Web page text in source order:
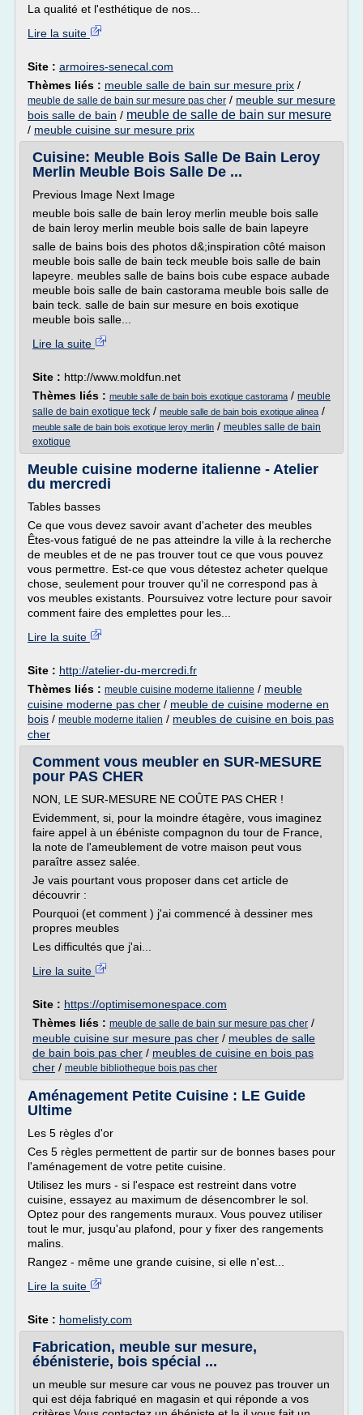
La qualité et l'esthétique de nos...
Lire la suite
Site : armoires-senecal.com
Thèmes liés : meuble salle de bain sur mesure prix /
meuble de salle de bain sur mesure pas cher / meuble sur mesure
bois salle de bain / meuble de salle de bain sur mesure
/ meuble cuisine sur mesure prix
Cuisine: Meuble Bois Salle De Bain Leroy
Merlin Meuble Bois Salle De ...
Previous Image Next Image
meuble bois salle de bain leroy merlin meuble bois salle
de bain leroy merlin meuble bois salle de bain lapeyre
salle de bains bois des photos d&;inspiration côté maison
meuble bois salle de bain teck meuble bois salle de bain
lapeyre. meubles salle de bains bois cube espace aubade
meuble bois salle de bain castorama meuble bois salle de
bain teck. salle de bain sur mesure en bois exotique
meuble bois salle...
Lire la suite
Site : http://www.moldfun.net
Thèmes liés : meuble salle de bain bois exotique castorama / meuble
salle de bain exotique teck / meuble salle de bain bois exotique alinea /
meuble salle de bain bois exotique leroy merlin / meubles salle de bain
exotique
Meuble cuisine moderne italienne - Atelier
du mercredi
Tables basses
Ce que vous devez savoir avant d'acheter des meubles
Êtes-vous fatigué de ne pas atteindre la ville à la recherche
de meubles et de ne pas trouver tout ce que vous pouvez
vous permettre. Est-ce que vous détestez acheter quelque
chose, seulement pour trouver qu'il ne correspond pas à
vos meubles existants. Poursuivez votre lecture pour savoir
comment faire des emplettes pour les...
Lire la suite
Site : http://atelier-du-mercredi.fr
Thèmes liés : meuble cuisine moderne italienne / meuble
cuisine moderne pas cher / meuble de cuisine moderne en
bois / meuble moderne italien / meubles de cuisine en bois pas
cher
Comment vous meubler en SUR-MESURE
pour PAS CHER
NON, LE SUR-MESURE NE COÛTE PAS CHER !
Evidemment, si, pour la moindre étagère, vous imaginez
faire appel à un ébéniste compagnon du tour de France,
la note de l'ameublement de votre maison peut vous
paraître assez salée.
Je vais pourtant vous proposer dans cet article de
découvrir :
Pourquoi (et comment ) j'ai commencé à dessiner mes
propres meubles
Les difficultés que j'ai...
Lire la suite
Site : https://optimisemonespace.com
Thèmes liés : meuble de salle de bain sur mesure pas cher /
meuble cuisine sur mesure pas cher / meubles de salle
de bain bois pas cher / meubles de cuisine en bois pas
cher / meuble bibliotheque bois pas cher
Aménagement Petite Cuisine : LE Guide
Ultime
Les 5 règles d'or
Ces 5 règles permettent de partir sur de bonnes bases pour
l'aménagement de votre petite cuisine.
Utilisez les murs - si l'espace est restreint dans votre
cuisine, essayez au maximum de désencombrer le sol.
Optez pour des rangements muraux. Vous pouvez utiliser
tout le mur, jusqu'au plafond, pour y fixer des rangements
malins.
Rangez - même une grande cuisine, si elle n'est...
Lire la suite
Site : homelisty.com
Fabrication, meuble sur mesure,
ébénisterie, bois spécial ...
un meuble sur mesure car vous ne pouvez pas trouver un
qui est déja fabriqué en magasin et qui réponde a vos